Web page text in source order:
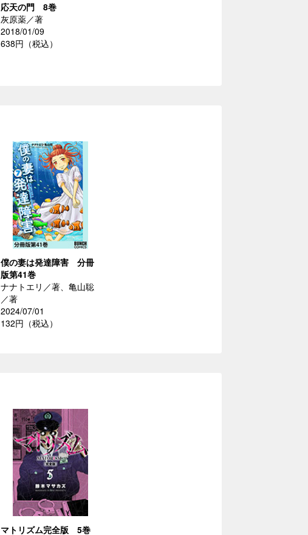
応天の門 8巻
灰原薬／著
2018/01/09
638円（税込）
僕の妻は発達障害 分冊
版第41巻
ナナトエリ／著、亀山聡
／著
2024/07/01
132円（税込）
マトリズム完全版 5巻